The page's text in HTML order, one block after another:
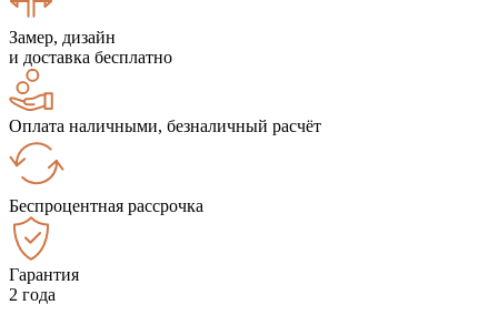
Замер, дизайн
и доставка бесплатно
Оплата наличными, безналичный расчёт
Беспроцентная рассрочка
Гарантия
2 года